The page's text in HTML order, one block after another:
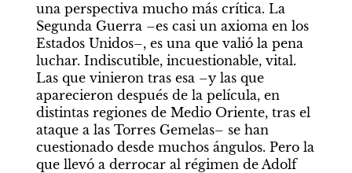
una perspectiva mucho más crítica. La
Segunda Guerra –es casi un axioma en los
Estados Unidos–, es una que valió la pena
luchar. Indiscutible, incuestionable, vital.
Las que vinieron tras esa –y las que
aparecieron después de la película, en
distintas regiones de Medio Oriente, tras el
ataque a las Torres Gemelas– se han
cuestionado desde muchos ángulos. Pero la
que llevó a derrocar al régimen de Adolf